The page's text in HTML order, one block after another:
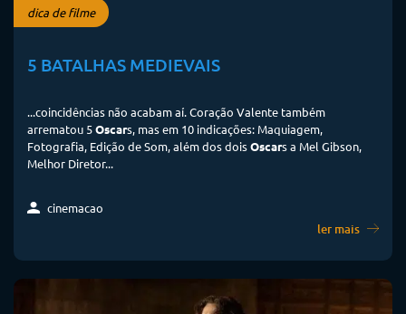
dica de filme
5 BATALHAS MEDIEVAIS
...coincidências não acabam aí. Coração Valente também
arrematou 5Oscars, mas em 10 indicações: Maquiagem,
Fotografia, Edição de Som, além dos doisOscars a Mel Gibson,
Melhor Diretor...
cinemacao
ler mais